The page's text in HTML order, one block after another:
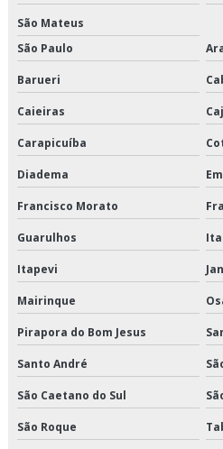
Orçamento de transporte de
Orçamento de transporte
Orçamento de transporte produtos
Orçamento de transporte produtos
Serviço de armazenagem de
Serviço de armazenagem para
Serviço de armazenagem para
Serviço de armazenagem para
Serviço de armazenamento
Serviço de cross docking
São Mateus
São Paulo
Barueri
Caieiras
Carapicuíba
Diadema
Francisco Morato
Guarulhos
Itapevi
Mairinque
Pirapora do Bom Jesus
Santo André
São Caetano do Sul
São Roque